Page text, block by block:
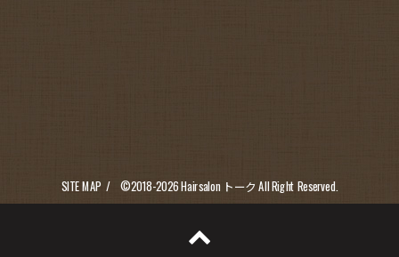
SITE MAP ©2018-2026Hairsalon トーク All Right Reserved.